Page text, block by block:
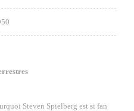
Steven Spielberg est si fan